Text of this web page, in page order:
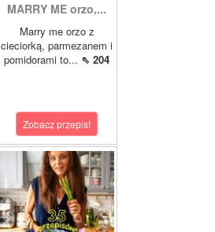
MARRY ME orzo,...
Marry me orzo z
cieciorką, parmezanem i
pomidorami to... ⇖ 204
Zobacz przepis!